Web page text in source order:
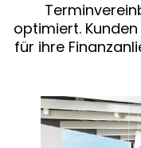
optimiert.
für ihre